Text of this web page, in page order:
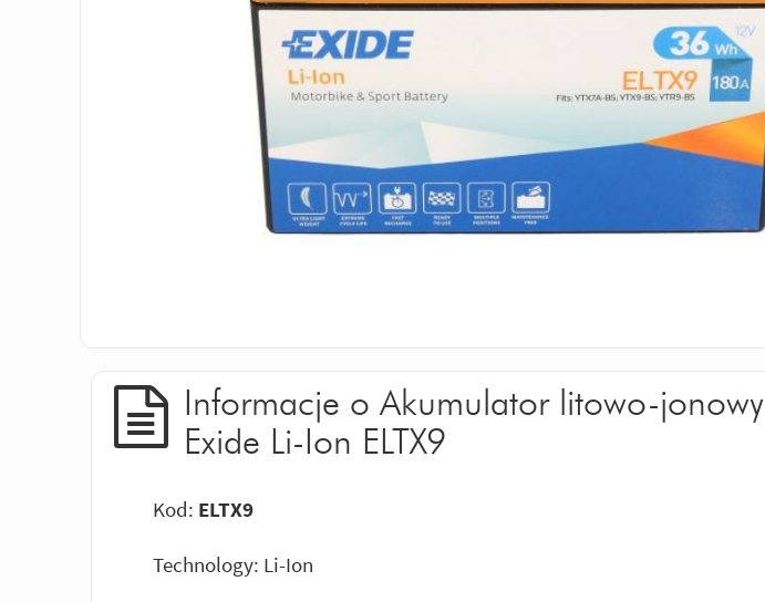
Informacje o Akumulator litowo-jonowy
Exide Li-Ion ELTX9
Kod: ELTX9
Technology: Li-Ion